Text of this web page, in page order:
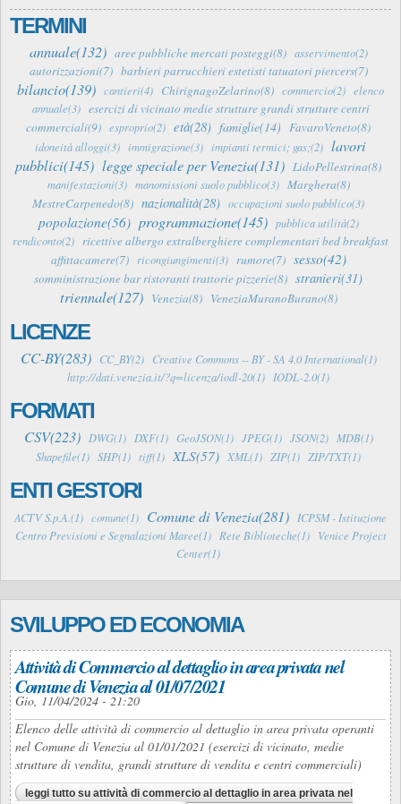
TERMINI
annuale(132) aree pubbliche mercati posteggi(8) asservimento(2)
autorizzazioni(7) barbieri parrucchieri estetisti tatuatori piercers(7)
bilancio(139) cantieri(4) ChirignagoZelarino(8) commercio(2) elenco
annuale(3) esercizi di vicinato medie strutture grandi strutture centri
commerciali(9) esproprio(2) età(28) famiglie(14) FavaroVeneto(8)
idoneità alloggi(3) immigrazione(3) impianti termici; gas;(2) lavori
pubblici(145) legge speciale per Venezia(131) LidoPellestrina(8)
manifestazioni(3) manomissioni suolo pubblico(3) Marghera(8)
MestreCarpenedo(8) nazionalità(28) occupazioni suolo pubblico(3)
popolazione(56) programmazione(145) pubblica utilità(2)
rendiconto(2) ricettive albergo extralberghiere complementari bed breakfast
affittacamere(7)
ricongiungimenti(3) rumore(7) sesso(42)
somministrazione bar ristoranti trattorie pizzerie(8) stranieri(31)
triennale(127) Venezia(8) VeneziaMuranoBurano(8)
LICENZE
CC-BY(283) CC_BY(2)
Creative Commons -- BY - SA 4.0 International(1)
http://dati.venezia.it/?q=licenza/iodl-20(1)
IODL-2.0(1)
FORMATI
CSV(223) DWG(1) DXF(1) GeoJSON(1) JPEG(1) JSON(2)
MDB(1)
Shapefile(1) SHP(1) tiff(1) XLS(57) XML(1) ZIP(1) ZIP/TXT(1)
ENTI GESTORI
ACTV S.p.A.(1) comune(1) Comune di Venezia(281)
ICPSM - Istituzione
Centro Previsioni e Segnalazioni Maree(1)
Rete Biblioteche(1)
Venice Project
Center(1)
SVILUPPO ED ECONOMIA
Attività di Commercio al dettaglio in area privata nel
Comune di Venezia al 01/07/2021
Gio, 11/04/2024 - 21:20
Elenco delle attività di commercio al dettaglio in area privata operanti
nel Comune di Venezia al 01/01/2021 (esercizi di vicinato, medie
strutture di vendita, grandi strutture di vendita e centri commerciali)
leggi tutto su attività di commercio al dettaglio in area privata nel